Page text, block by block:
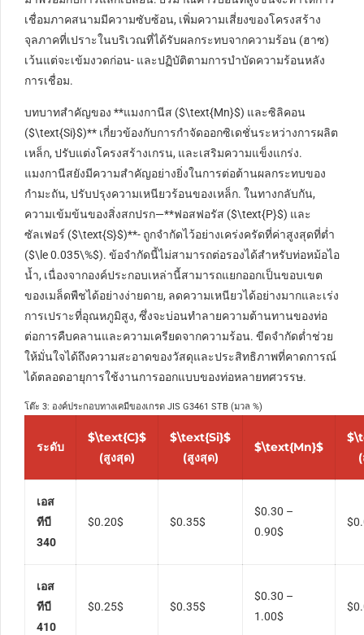
เชื่อมภาคสนามมีความซับซ้อน, เพิ่มความเสี่ยงของโครงสร้าง
จุลภาคที่เปราะในบริเวณที่ได้รับผลกระทบจากความร้อน (ฮาซ)
เว้นแต่จะเข้มงวดก่อน- และปฏิบัติตามการบำบัดความร้อนหลัง
การเชื่อม.
บทบาทสำคัญของ **แมงกานีส ($\text{Mn}$) และซิลิคอน
($\text{Si}$)** เกี่ยวข้องกับการกำจัดออกซิเดชั่นระหว่างการผลิต
เหล็ก, ปรับแต่งโครงสร้างเกรน, และเสริมความแข็งแกร่ง.
แมงกานีสยังมีความสำคัญอย่างยิ่งในการต่อต้านผลกระทบของ
กำมะถัน, ปรับปรุงความเหนียวร้อนของเหล็ก. ในทางกลับกัน,
ความเข้มข้นของสิ่งสกปรก—**ฟอสฟอรัส ($\text{P}$) และ
ซัลเฟอร์ ($\text{S}$)**- ถูกจำกัดไว้อย่างเคร่งครัดที่ค่าสูงสุดที่ต่ำ
($\le 0.035\%$). ข้อจำกัดนี้ไม่สามารถต่อรองได้สำหรับท่อหม้อไอ
น้ำ, เนื่องจากองค์ประกอบเหล่านี้สามารถแยกออกเป็นขอบเขต
ของเมล็ดพืชได้อย่างง่ายดาย, ลดความเหนียวได้อย่างมากและเร่ง
การเปราะที่อุณหภูมิสูง, ซึ่งจะบ่อนทำลายความต้านทานของท่อ
ต่อการคืบคลานและความเครียดจากความร้อน. ขีดจำกัดต่ำช่วย
ให้มั่นใจได้ถึงความสะอาดของวัสดุและประสิทธิภาพที่คาดการณ์
ได้ตลอดอายุการใช้งานการออกแบบของท่อหลายทศวรรษ.
โต๊ะ 3: องค์ประกอบทางเคมีของเกรด JIS G3461 STB (มวล %)
ระดับ
$\text{C}$
(สูงสุด)
$\text{Si}$
(สูงสุด)
$\text{Mn}$
เอส
ทีบี
340
$0.20$ $0.35$
$0.30 –
0.90$
เอส
ทีบี
410
$0.25$ $0.35$
$0.30 –
1.00$